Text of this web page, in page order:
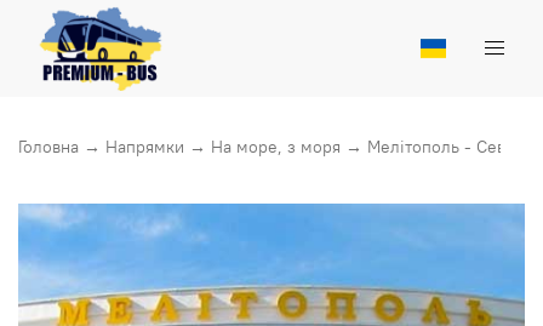
Головна → Напрямки → На море, з моря → Мелiтополь -